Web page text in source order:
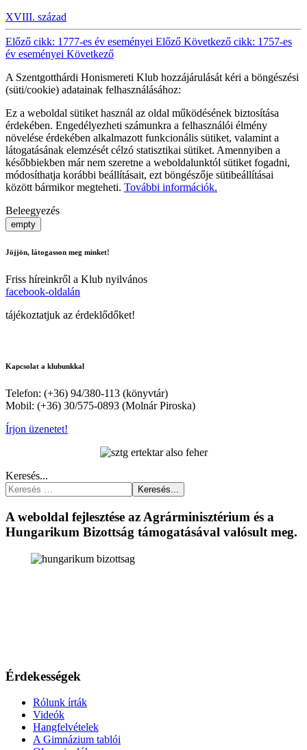
XVIII. század
Előző cikk: 1777-es év eseményei Előző Következő cikk: 1757-es
év eseményei Következő
A Szentgotthárdi Honismereti Klub hozzájárulását kéri a böngészési
(süti/cookie) adatainak felhasználásához:
Ez a weboldal sütiket használ az oldal működésének biztosítása
érdekében. Engedélyezheti számunkra a felhasználói élmény
növelése érdekében alkalmazott funkcionális sütiket, valamint a
látogatásának elemzését célzó statisztikai sütiket. Amennyiben a
későbbiekben már nem szeretne a weboldalunktól sütiket fogadni,
módosíthatja korábbi beállításait, ezt böngészője sütibeállításai
között bármikor megteheti. További információk.
Beleegyezés
empty
Jöjjön, látogasson meg minket!
Friss híreinkről a Klub nyilvános
facebook-oldalán
tájékoztatjuk az érdeklődőket!
Kapcsolat a klubunkkal
Telefon: (+36) 94/380-113 (könyvtár)
Mobil: (+36) 30/575-0893 (Molnár Piroska)
Írjon üzenetet!
Keresés...
Keresés...
A weboldal fejlesztése az Agrárminisztérium és a
Hungarikum Bizottság támogatásával valósult meg.
Érdekességek
Rólunk írták
Videók
Hangfelvételek
A Gimnázium tablói